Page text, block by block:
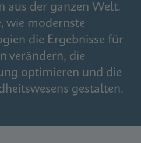
aus der ganzen Welt.
wie modernste
die Ergebnisse für
verändern, die
optimieren und die
gestalten.